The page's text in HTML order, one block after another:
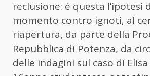
reclusione: è questa l’ipotesi
momento contro ignoti, al
riapertura, da parte della
Repubblica di Potenza, da
delle indagini sul caso di Elisa